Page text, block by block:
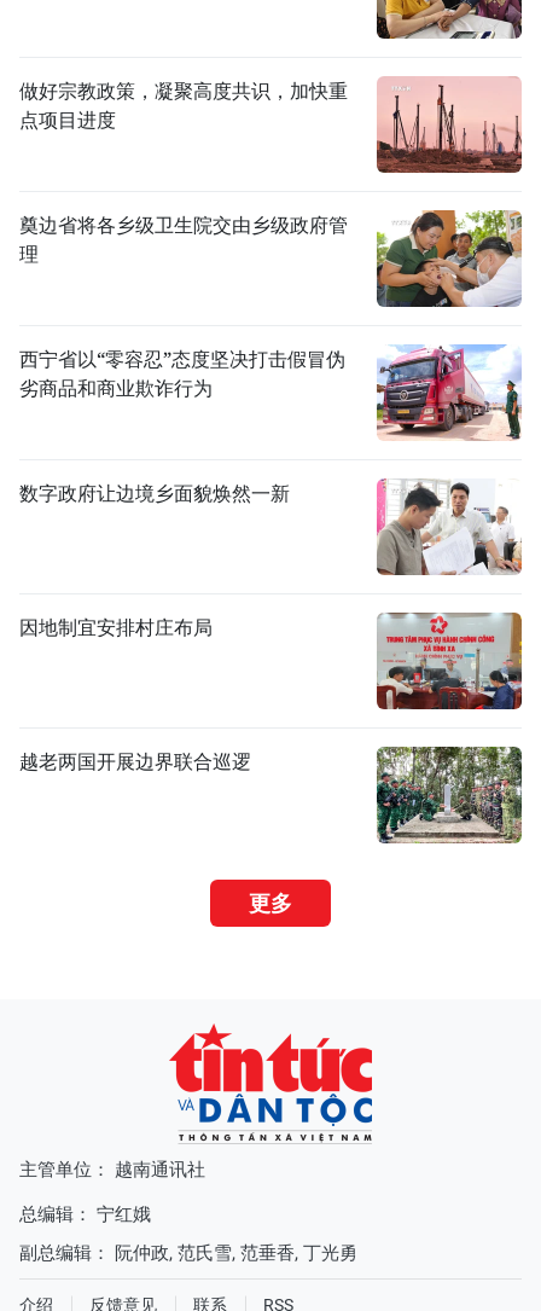
做好宗教政策，凝聚高度共识，加快重
点项目进度
奠边省将各乡级卫生院交由乡级政府管
理
西宁省以“零容忍”态度坚决打击假冒伪
劣商品和商业欺诈行为
数字政府让边境乡面貌焕然一新
因地制宜安排村庄布局
越老两国开展边界联合巡逻
更多
主管单位： 越南通讯社
总编辑： 宁红娥
副总编辑： 阮仲政, 范氏雪, 范垂香, 丁光勇
介绍 反馈意见 联系 RSS